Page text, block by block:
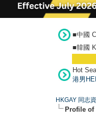
■中國
■韓國
Hot
港男
HKGAY 同志
Profile of